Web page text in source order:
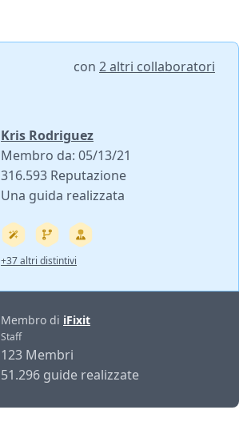
con 2 altri collaboratori
Kris Rodriguez
Membro da: 05/13/21
316.593 Reputazione
Una guida realizzata
+37 altri distintivi
Membro di iFixit
Staff
123 Membri
51.296 guide realizzate